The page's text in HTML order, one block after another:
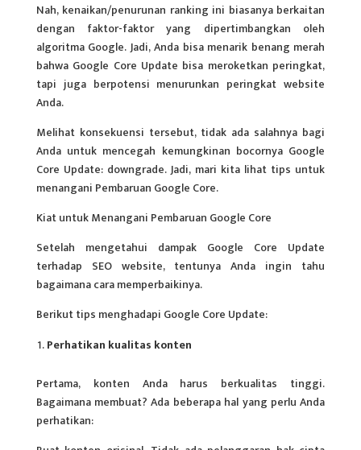
Nah, kenaikan/penurunan ranking ini biasanya berkaitan
dengan faktor-faktor yang dipertimbangkan oleh
algoritma Google. Jadi, Anda bisa menarik benang merah
bahwa Google Core Update bisa meroketkan peringkat,
tapi juga berpotensi menurunkan peringkat website
Anda.
Melihat konsekuensi tersebut, tidak ada salahnya bagi
Anda untuk mencegah kemungkinan bocornya Google
Core Update: downgrade. Jadi, mari kita lihat tips untuk
menangani Pembaruan Google Core.
Kiat untuk Menangani Pembaruan Google Core
Setelah mengetahui dampak Google Core Update
terhadap SEO website, tentunya Anda ingin tahu
bagaimana cara memperbaikinya.
Berikut tips menghadapi Google Core Update:
Perhatikan kualitas konten
Pertama, konten Anda harus berkualitas tinggi.
Bagaimana membuat? Ada beberapa hal yang perlu Anda
perhatikan: